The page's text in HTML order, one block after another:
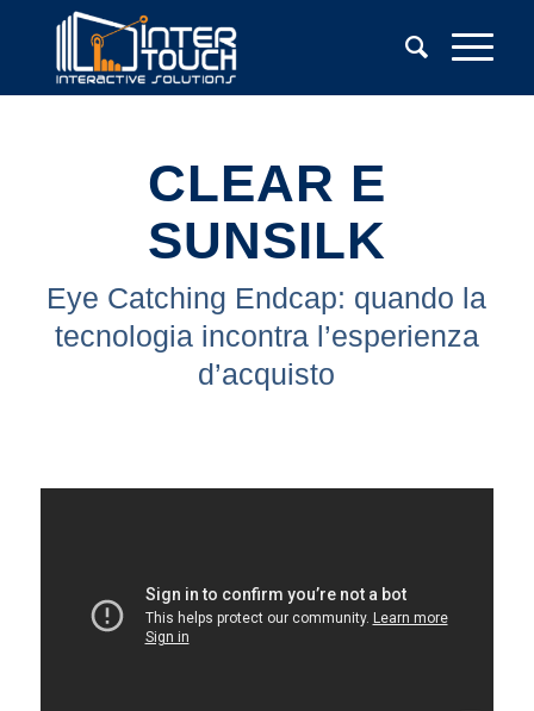
CLEAR E
SUNSILK
Eye Catching Endcap: quando la
tecnologia incontra l’esperienza
d’acquisto